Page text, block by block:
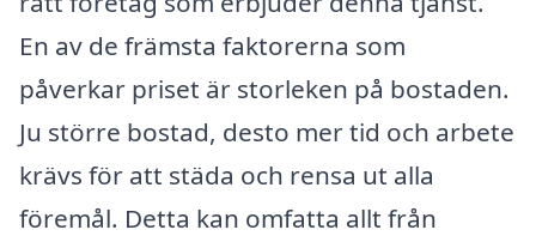
En av de främsta faktorerna som
påverkar priset är storleken på bostaden.
Ju större bostad, desto mer tid och arbete
krävs för att städa och rensa ut alla
föremål. Detta kan omfatta allt från